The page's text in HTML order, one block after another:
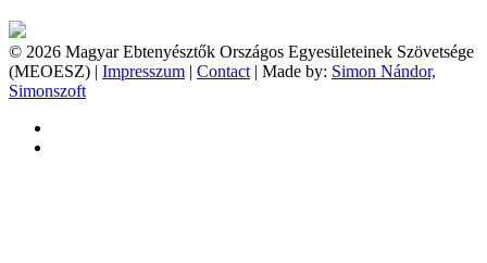
© 2026 Magyar Ebtenyésztők Országos Egyesületeinek Szövetsége
(MEOESZ) | Impresszum | Contact | Made by: Simon Nándor,
Simonszoft